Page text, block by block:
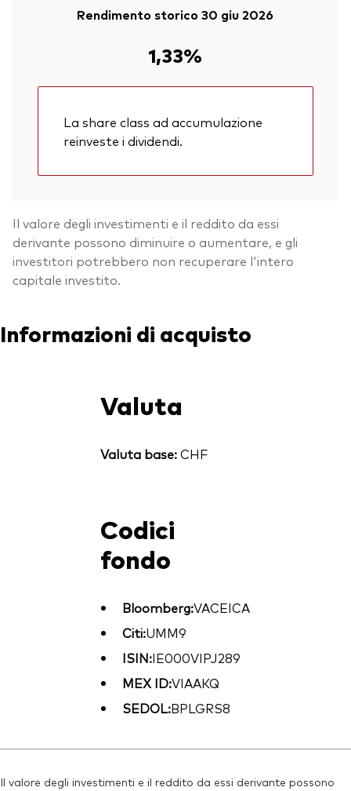
Rendimento storico 30 giu 2026
1,33%
La share class ad accumulazione
reinveste i dividendi.
Il valore degli investimenti e il reddito da essi
derivante possono diminuire o aumentare, e gli
investitori potrebbero non recuperare l'intero
capitale investito.
Informazioni di acquisto
Valuta
Valuta base:CHF
Codici
fondo
Bloomberg:VACEICA
Citi:UMM9
ISIN:IE000VIPJ289
MEX ID:VIAAKQ
SEDOL:BPLGRS8
Il valore degli investimenti e il reddito da essi derivante possono